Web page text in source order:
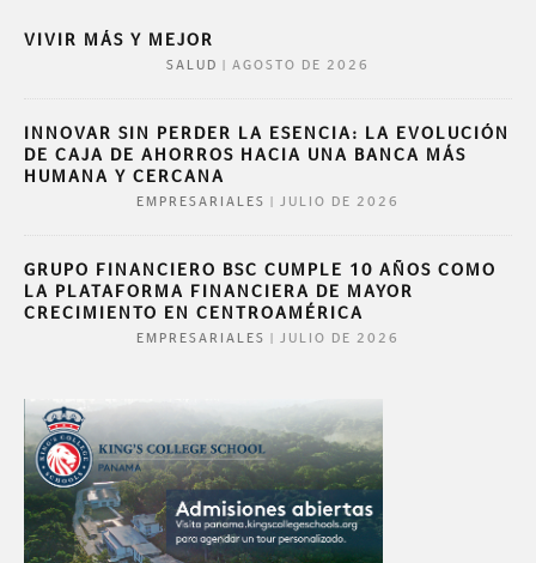
VIVIR MÁS Y MEJOR
SALUD AGOSTO DE 2026
INNOVAR SIN PERDER LA ESENCIA: LA EVOLUCIÓN
DE CAJA DE AHORROS HACIA UNA BANCA MÁS
HUMANA Y CERCANA
EMPRESARIALES JULIO DE 2026
GRUPO FINANCIERO BSC CUMPLE 10 AÑOS COMO
LA PLATAFORMA FINANCIERA DE MAYOR
CRECIMIENTO EN CENTROAMÉRICA
EMPRESARIALES JULIO DE 2026